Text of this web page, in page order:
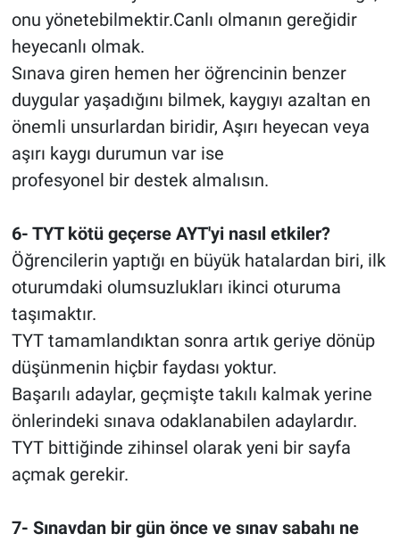
onu yönetebilmektir.Canlı olmanın gereğidir
heyecanlı olmak.
Sınava giren hemen her öğrencinin benzer
duygular yaşadığını bilmek, kaygıyı azaltan en
önemli unsurlardan biridir, Aşırı heyecan veya
aşırı kaygı durumun var ise
profesyonel bir destek almalısın.
6- TYT kötü geçerse AYT'yi nasıl etkiler?
Öğrencilerin yaptığı en büyük hatalardan biri, ilk
oturumdaki olumsuzlukları ikinci oturuma
taşımaktır.
TYT tamamlandıktan sonra artık geriye dönüp
düşünmenin hiçbir faydası yoktur.
Başarılı adaylar, geçmişte takılı kalmak yerine
önlerindeki sınava odaklanabilen adaylardır.
TYT bittiğinde zihinsel olarak yeni bir sayfa
açmak gerekir.
7- Sınavdan bir gün önce ve sınav sabahı ne